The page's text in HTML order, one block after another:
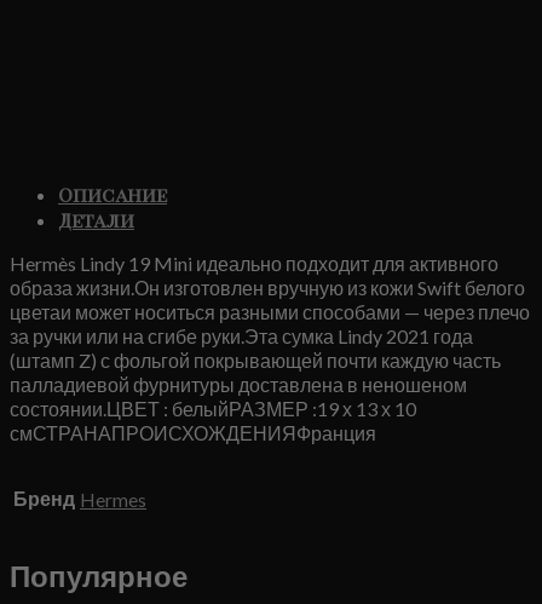
Описание
Детали
Hermès Lindy 19 Mini идеально подходит для активного
образа жизни.Он изготовлен вручную из кожи Swift белого
цветаи может носиться разными способами — через плечо
за ручки или на сгибе руки.Эта сумка Lindy 2021 года
(штамп Z) с фольгой покрывающей почти каждую часть
палладиевой фурнитуры доставлена ​​в неношеном
состоянии.ЦВЕТ : белыйРАЗМЕР :19 х 13 х 10
смСТРАНАПРОИСХОЖДЕНИЯФранция
Бренд Hermes
Популярное